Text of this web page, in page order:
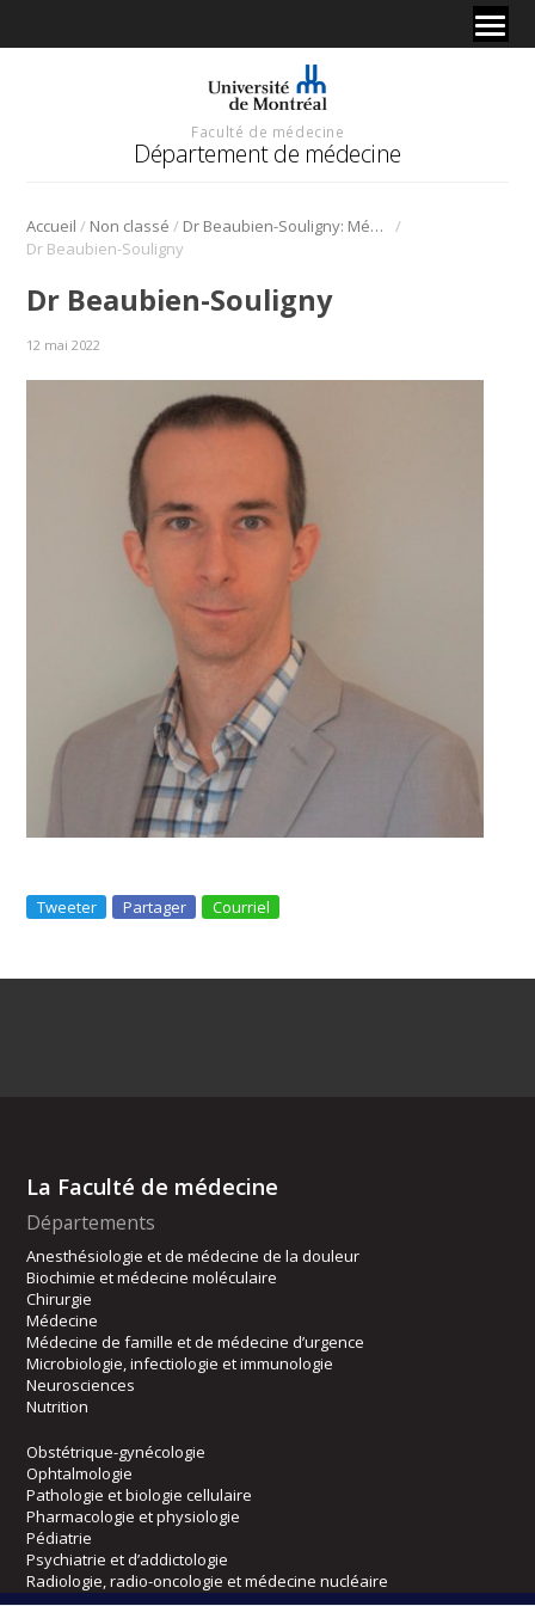
Faculté de médecine
Département de médecine
Accueil / Non classé / Dr Beaubien-Souligny: Médaille du gouverneur général 2022
/
Dr Beaubien-Souligny
Dr Beaubien-Souligny
12 mai 2022
Tweeter Partager Courriel
La Faculté de médecine
Départements
Anesthésiologie et de médecine de la douleur
Biochimie et médecine moléculaire
Chirurgie
Médecine
Médecine de famille et de médecine d’urgence
Microbiologie, infectiologie et immunologie
Neurosciences
Nutrition
Obstétrique-gynécologie
Ophtalmologie
Pathologie et biologie cellulaire
Pharmacologie et physiologie
Pédiatrie
Psychiatrie et d’addictologie
Radiologie, radio-oncologie et médecine nucléaire